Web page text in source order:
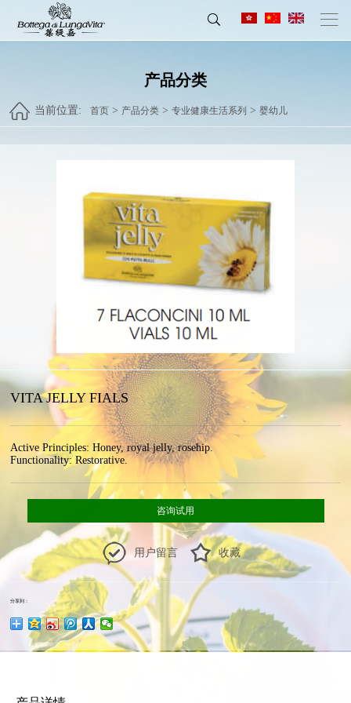
产品分类
当前位置: 首页 > 产品分类 >专业健康生活系列 >婴幼儿
VITA JELLY FIALS
Active Principles: Honey, royal jelly, rosehip.
Functionality: Restorative.
咨询试用
用户留言 收藏
分享到：